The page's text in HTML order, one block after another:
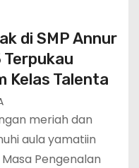
di SMP Annur
Kelas Talenta
meriah dan
aula yamatiin
Pengenalan